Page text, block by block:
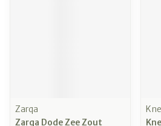
Zarqa
Zarqa Dode Zee Zout